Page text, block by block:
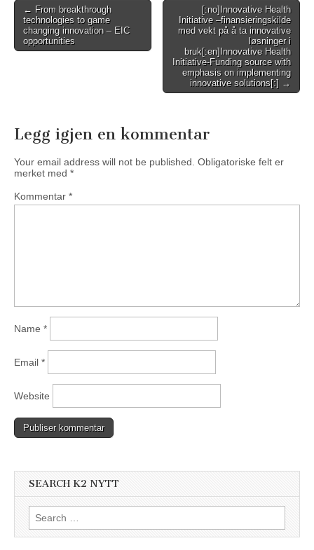
Post
navigation
← From breakthrough
technologies to game
changing innovation – EIC
opportunities
[:no]Innovative Health
Initiative –finansieringskilde
med vekt på å ta innovative
løsninger i
bruk[:en]Innovative Health
Initiative-Funding source with
emphasis on implementing
innovative solutions[:] →
Legg igjen en kommentar
Your email address will not be published. Obligatoriske felt er
merket med *
Kommentar *
Name *
Email *
Website
SEARCH K2 NYTT
Search
for: